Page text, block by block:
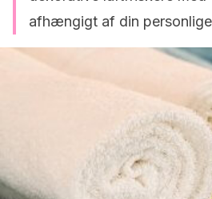
afhængigt af din